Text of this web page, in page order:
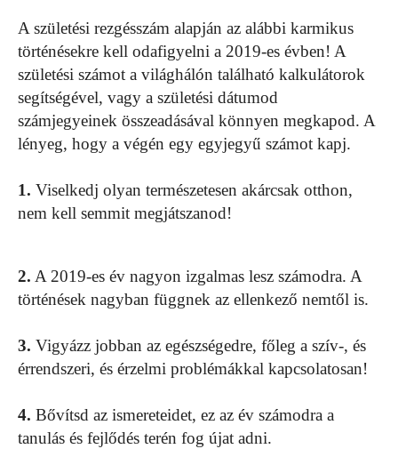
A születési rezgésszám alapján az alábbi karmikus
történésekre kell odafigyelni a 2019-es évben! A
születési számot a világhálón található kalkulátorok
segítségével, vagy a születési dátumod
számjegyeinek összeadásával könnyen megkapod. A
lényeg, hogy a végén egy egyjegyű számot kapj.
1. Viselkedj olyan természetesen akárcsak otthon,
nem kell semmit megjátszanod!
2. A 2019-es év nagyon izgalmas lesz számodra. A
történések nagyban függnek az ellenkező nemtől is.
3. Vigyázz jobban az egészségedre, főleg a szív-, és
érrendszeri, és érzelmi problémákkal kapcsolatosan!
4. Bővítsd az ismereteidet, ez az év számodra a
tanulás és fejlődés terén fog újat adni.